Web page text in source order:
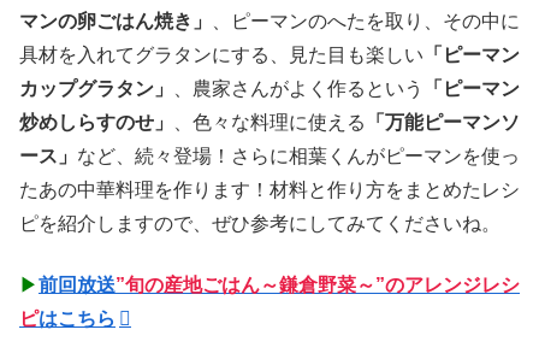
マンの卵ごはん焼き」
、ピーマンのへたを取り、その中に
具材を入れてグラタンにする、見た目も楽しい 「ピーマン
カップグラタン」
、農家さんがよく作るという
「ピーマン
炒めしらすのせ」
、色々な料理に使える
「万能ピーマンソ
ース」 など、続々登場！さらに相葉くんがピーマンを使っ
たあの中華料理を作ります！材料と作り方をまとめたレシ
ピを紹介しますので、ぜひ参考にしてみてくださいね。
▶前回放送”旬の産地ごはん～鎌倉野菜～”のアレンジレシ
ピはこちら